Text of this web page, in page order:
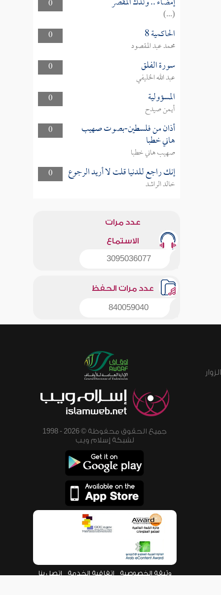
0
(...)
0
الحاكمية 8
محمد عبد المقصود
0
سورة الفلق
عبد الله الخليفي
0
المسؤولية
أيمن صيدح
0
أذان من فلسطين-بصوت صهيب
هاني خطبا
صهيب هاني خطبا
0
إنك راجع للدنيا قلت لا أريد الرجوع
خالد الراشد
عدد مرات
الاستماع
3095036077
عدد مرات الحفظ
840059040
جميع الحقوق محفوظة © 2026 - 1998
لشبكة إسلام ويب
وثيقة الخصوصية اتفاقية الخدمة اتصل بنا